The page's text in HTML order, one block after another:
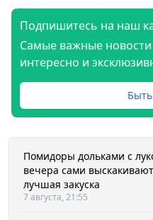
Подпишитесь на наш
Самые важные
интересно и
Помидоры дольками с
вечера сами
лучшая закуска
7 августа, 21:55